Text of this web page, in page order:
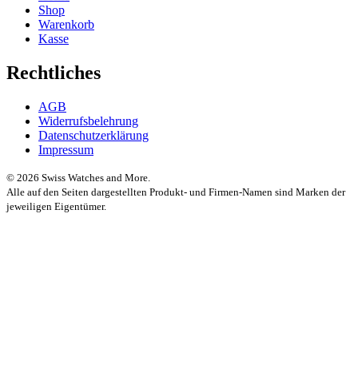
Shop
Warenkorb
Kasse
Rechtliches
AGB
Widerrufsbelehrung
Datenschutzerklärung
Impressum
© 2026 Swiss Watches and More.
Alle auf den Seiten dargestellten Produkt- und Firmen-Namen sind Marken der
jeweiligen Eigentümer.